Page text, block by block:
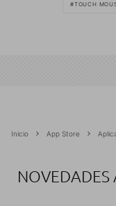
TOUCH
Inicio App Store
NOVEDADES